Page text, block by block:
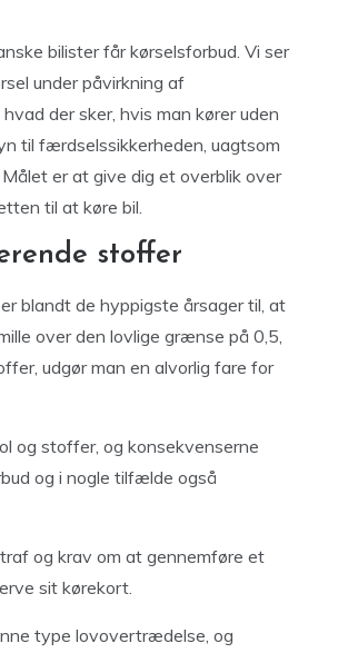
bilister får kørselsforbud. Vi ser
under påvirkning af
der sker, hvis man kører uden
til færdselssikkerheden, uagtsom
er at give dig et overblik over
til at køre bil.
stoffer
blandt de hyppigste årsager til, at
over den lovlige grænse på 0,5,
udgør man en alvorlig fare for
og stoffer, og konsekvenserne
og i nogle tilfælde også
og krav om at gennemføre et
sit kørekort.
type lovovertrædelse, og